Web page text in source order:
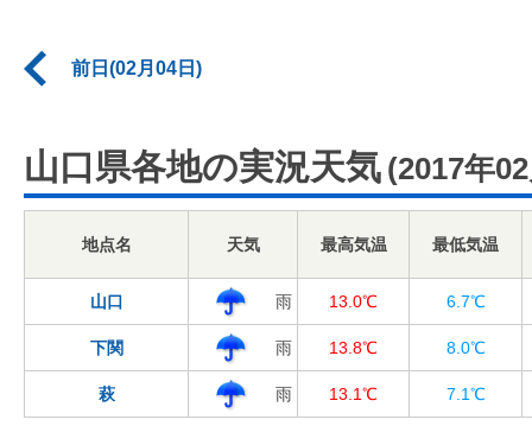
前日(02月04日)
山口県各地の実況天気 (2017年
地点名 天気 最高気温 最低気温
山口 雨 13.0℃ 6.7℃
下関 雨 13.8℃ 8.0℃
萩 雨 13.1℃ 7.1℃